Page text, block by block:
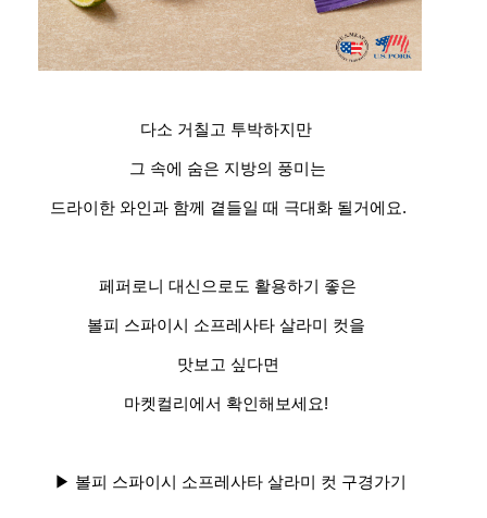
다소 거칠고 투박하지만
그 속에 숨은 지방의 풍미는
드라이한 와인과 함께 곁들일 때 극대화 될거에요.
페퍼로니 대신으로도 활용하기 좋은
볼피 스파이시 소프레사타 살라미 컷을
맛보고 싶다면
마켓컬리에서 확인해보세요!
▶ 볼피 스파이시 소프레사타 살라미 컷 구경가기